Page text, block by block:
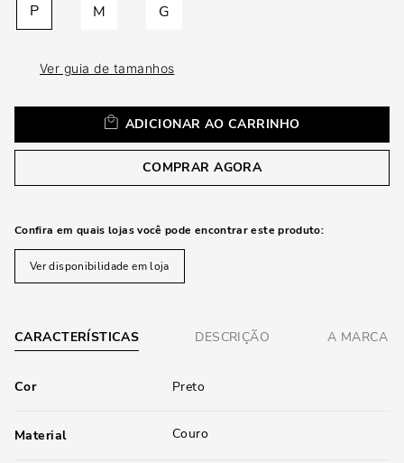
P M G
Ver guia de tamanhos
ADICIONAR AO CARRINHO
COMPRAR AGORA
Confira em quais lojas você pode encontrar este produto:
Ver disponibilidade em loja
CARACTERÍSTICAS DESCRIÇÃO A MARCA
Cor Preto
Material Couro